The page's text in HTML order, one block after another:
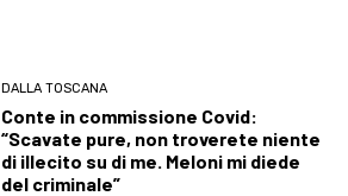
DALLA TOSCANA
Conte in commissione Covid:
“Scavate pure, non troverete niente
di illecito su di me. Meloni mi diede
del criminale”